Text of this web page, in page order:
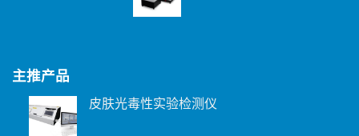
主推产品
皮肤光毒性实验检测仪